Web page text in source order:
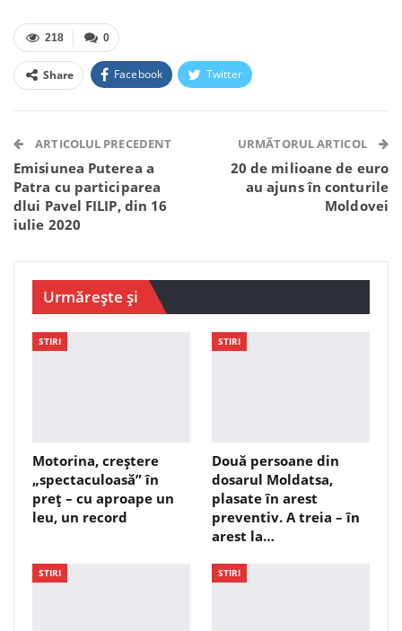
0
218
Share Facebook Twitter
Telegram WhatsApp Viber
ARTICOLUL PRECEDENT
Emisiunea Puterea a
Patra cu participarea
dlui Pavel FILIP, din 16
iulie 2020
URMĂTORUL ARTICOL
20 de milioane de euro
au ajuns în conturile
Moldovei
Urmărește și
STIRI
Motorina, creștere
„spectaculoasă” în
preț – cu aproape un
leu, un record
STIRI
Două persoane din
dosarul Moldatsa,
plasate în arest
preventiv. A treia – în
arest la…
STIRI STIRI